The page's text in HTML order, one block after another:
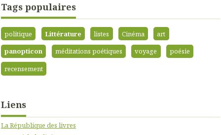
Tags populaires
politique Littérature listes Cinéma
art
panopticon
méditations poétiques voyage
poésie
recensement
Liens
La République des livres